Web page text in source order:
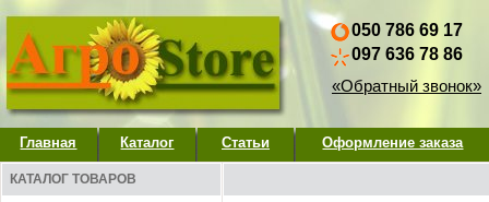
050 786 69 17
097 636 78 86
«Обратный звонок»
Главная Каталог Статьи Оформление заказа
КАТАЛОГ ТОВАРОВ